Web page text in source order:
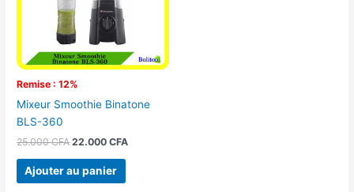
Remise : 12%
Mixeur Smoothie Binatone
BLS-360
25.000CFA 22.000CFA
Ajouter au panier